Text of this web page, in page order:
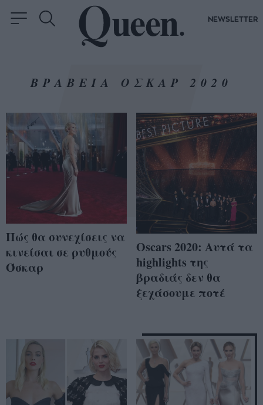
NEWSLETTER
ΒΡΑΒΕΙΑ ΟΣΚΑΡ 2020
Πώς θα συνεχίσεις να
κινείσαι σε ρυθμούς
Όσκαρ
Oscars 2020: Αυτά τα
highlights της
βραδιάς δεν θα
ξεχάσουμε ποτέ